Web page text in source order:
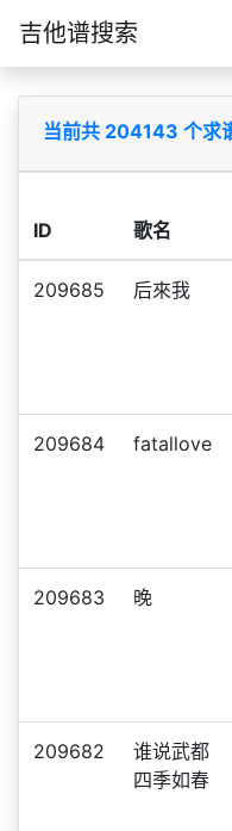
吉他谱搜索
当前共 204143 个求
ID 歌名
209685 后來我
209684 fatallove
209683 晚
209682
谁说武都
四季如春